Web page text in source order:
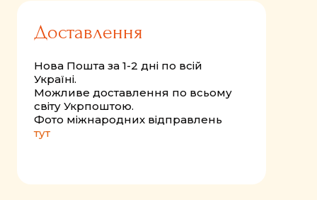
Нова Пошта за 1-2 дні по всій
Україні.
Можливе доставлення по всьому
світу Укрпоштою.
Фото міжнародних відправлень
тут
Доставлення